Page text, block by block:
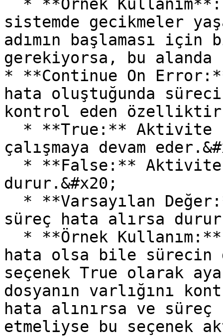
sistemde gecikmeler
adımın başlaması
gerekiyorsa, bu
* **Continue On
hata oluştuğunda
kontrol eden
çalışmaya devam
durur.&#x20;
süreç hata alırsa
hata olsa bile sürecin
seçenek True olarak
dosyanın varlığını
hata alınırsa ve süreç
etmeliyse bu seçenek